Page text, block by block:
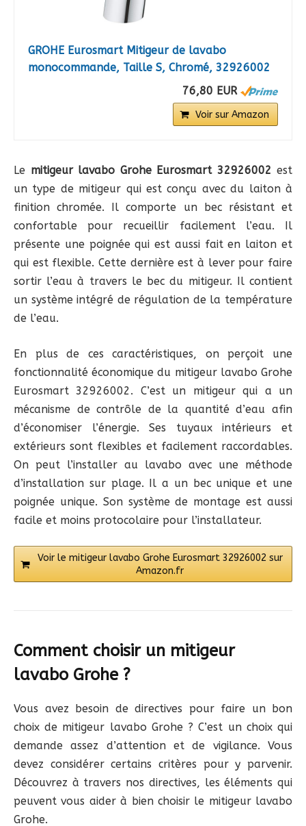
GROHE Eurosmart Mitigeur de lavabo
monocommande, Taille S, Chromé, 32926002
76,80 EUR
Voir sur Amazon
Le mitigeur lavabo Grohe Eurosmart 32926002 est
un type de mitigeur qui est conçu avec du laiton à
finition chromée. Il comporte un bec résistant et
confortable pour recueillir facilement l’eau. Il
présente une poignée qui est aussi fait en laiton et
qui est flexible. Cette dernière est à lever pour faire
sortir l’eau à travers le bec du mitigeur. Il contient
un système intégré de régulation de la température
de l’eau.
En plus de ces caractéristiques, on perçoit une
fonctionnalité économique du mitigeur lavabo Grohe
Eurosmart 32926002. C’est un mitigeur qui a un
mécanisme de contrôle de la quantité d’eau afin
d’économiser l’énergie. Ses tuyaux intérieurs et
extérieurs sont flexibles et facilement raccordables.
On peut l’installer au lavabo avec une méthode
d’installation sur plage. Il a un bec unique et une
poignée unique. Son système de montage est aussi
facile et moins protocolaire pour l’installateur.
Voir le mitigeur lavabo Grohe Eurosmart 32926002 sur
Amazon.fr
Comment choisir un mitigeur
lavabo Grohe ?
Vous avez besoin de directives pour faire un bon
choix de mitigeur lavabo Grohe ? C’est un choix qui
demande assez d’attention et de vigilance. Vous
devez considérer certains critères pour y parvenir.
Découvrez à travers nos directives, les éléments qui
peuvent vous aider à bien choisir le mitigeur lavabo
Grohe.